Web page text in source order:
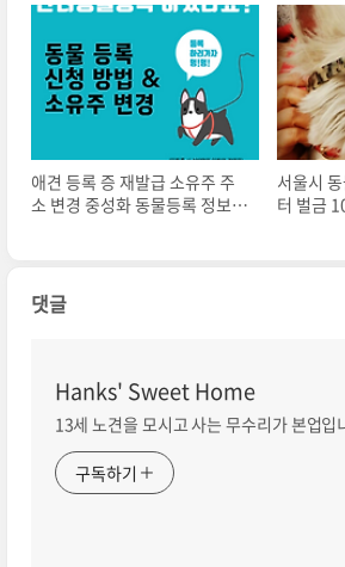
애견 등록 증 재발급 소유주 주
소 변경 중성화 동물등록 정보변
서울시
터 벌금
댓글
Hanks' Sweet Home
13세 노견을 모시고 사는 무수리가 본업입
구독하기